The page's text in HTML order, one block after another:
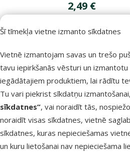
Šī tīmekļa vietne izmanto sīkdatnes
Vietnē izmantojam savas un trešo
tavu iepirkšanās vēsturi un
iegādātajiem produktiem, lai rādītu
Tu vari piekrist sīkdatņu
sīkdatnes”, vai noraidīt tās,
noraidīt visas sīkdatnes, vietnē
sīkdatnes, kuras nepieciešamas
un kuru lietošanai nav nepieciešama
Cena
2,49 €
Noliktavā
Zāle kaķiem –
TRIXIE
Katzengras
(bowl), 100 g
Atsauksmes 0%
Cena
1,99 €